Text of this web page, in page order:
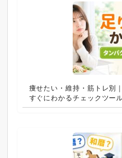
痩せたい・維持・筋トレ別
すぐにわかるチェックツー